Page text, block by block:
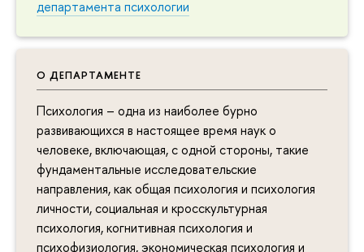
департамента психологии
О ДЕПАРТАМЕНТЕ
Психология – одна из наиболее бурно
развивающихся в настоящее время наук о
человеке, включающая, с одной стороны, такие
фундаментальные исследовательские
направления, как общая психология и психология
личности, социальная и кросскультурная
психология, когнитивная психология и
психофизиология, экономическая психология и